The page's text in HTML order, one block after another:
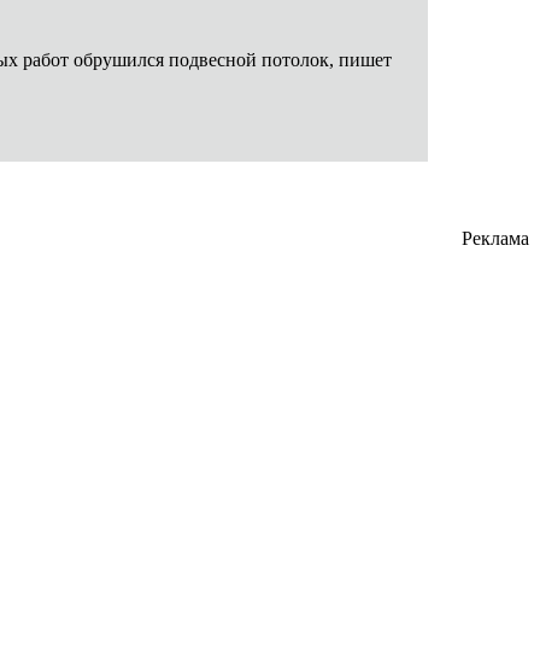
работ обрушился подвесной потолок, пишет
Реклама